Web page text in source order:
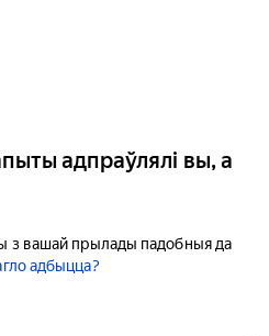
адпраўлялі вы, а
з вашай прылады падобныя да
адбыцца?